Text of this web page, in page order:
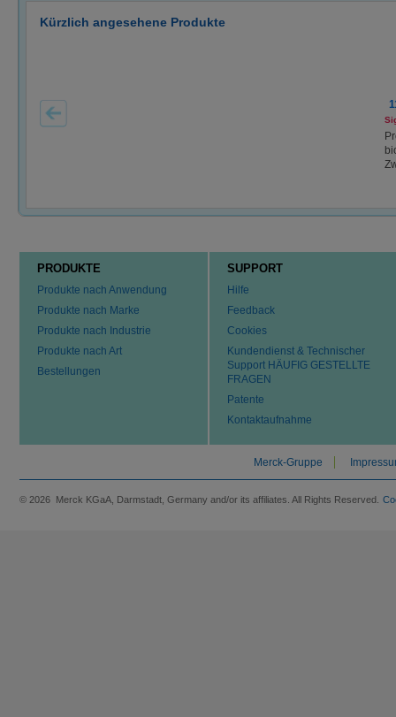
Kürzlich angesehene Produkte
PRODUKTE
Produkte nach Anwendung
Produkte nach Marke
Produkte nach Industrie
Produkte nach Art
Bestellungen
SUPPORT
Hilfe
Feedback
Cookies
Kundendienst & Technischer
Support HÄUFIG GESTELLTE
FRAGEN
Patente
Kontaktaufnahme
Merck-Gruppe
© 2026 Merck KGaA, Darmstadt, Germany and/or its affiliates. All Rights Reserved.